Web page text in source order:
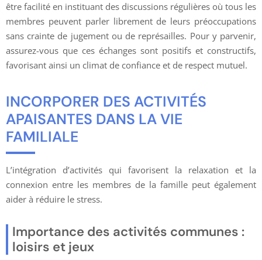
être facilité en instituant des discussions régulières où tous les
membres peuvent parler librement de leurs préoccupations
sans crainte de jugement ou de représailles. Pour y parvenir,
assurez-vous que ces échanges sont positifs et constructifs,
favorisant ainsi un climat de confiance et de respect mutuel.
INCORPORER DES ACTIVITÉS
APAISANTES DANS LA VIE
FAMILIALE
L’intégration d’activités qui favorisent la relaxation et la
connexion entre les membres de la famille peut également
aider à réduire le stress.
Importance des activités communes :
loisirs et jeux